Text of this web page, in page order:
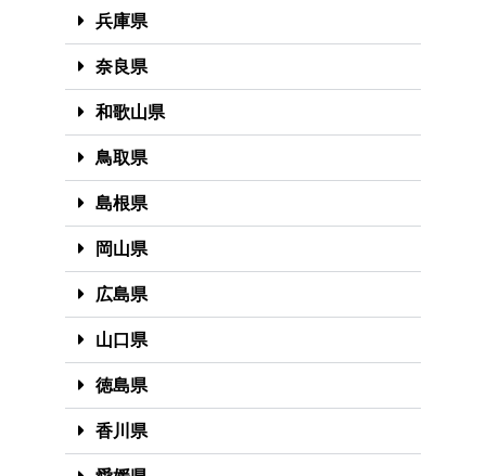
兵庫県
奈良県
和歌山県
鳥取県
島根県
岡山県
広島県
山口県
徳島県
香川県